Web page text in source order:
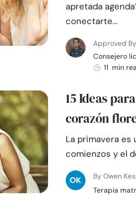
apretada
conectarte…
Approved
Consejero
11 min
15 Ideas
corazón
La primavera es
comienzos y el
By Owen
Terapia